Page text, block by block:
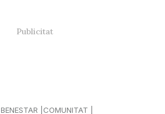
BENESTAR
COMUNITAT